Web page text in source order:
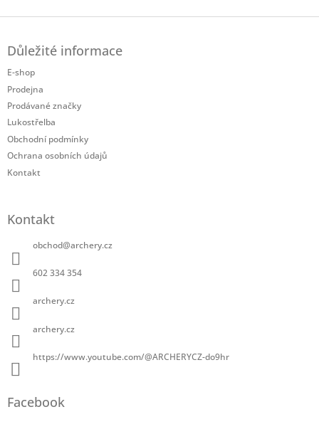
Důležité informace
E-shop
Prodejna
Prodávané značky
Lukostřelba
Obchodní podmínky
Ochrana osobních údajů
Kontakt
Kontakt
obchod@archery.cz
602 334 354
archery.cz
archery.cz
https://www.youtube.com/@ARCHERYCZ-do9hr
Facebook